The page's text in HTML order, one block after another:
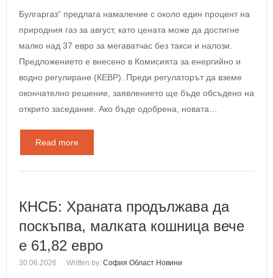
Булгаргаз“ предлага намаление с около един процент на
природния газ за август, като цената може да достигне
малко над 37 евро за мегаватчас без такси и налози.
Предложението е внесено в Комисията за енергийно и
водно регулиране (КЕВР). Преди регулаторът да вземе
окончателно решение, заявлението ще бъде обсъдено на
открито заседание. Ако бъде одобрена, новата…
Read more
КНСБ: Храната продължава да
поскъпва, малката кошница вече
е 61,82 евро
30.06.2026 Written by: София Област Новини